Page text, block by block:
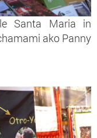
Santa Maria in
ako Panny